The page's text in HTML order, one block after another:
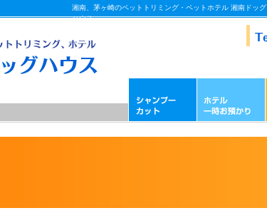
湘南、茅ヶ崎のペットトリミング・ペットホテル 湘南ドッグ
ハウス